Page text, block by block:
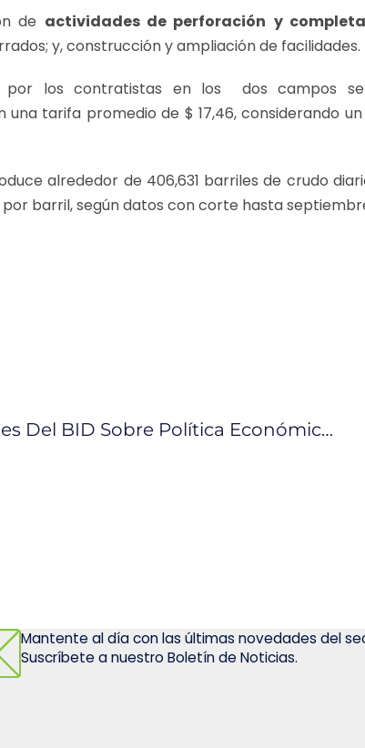
de actividades de perforación y
y, construcción y ampliación de facilidades.
por los contratistas en los dos campos
una tarifa promedio de $ 17,46, considerando
alrededor de 406,631 barriles de crudo
barril, según datos con corte hasta
7 Recomendaciones Del BID Sobre Política Económica Para Ecuador
Mantente al día con las últimas novedades del
Suscríbete a nuestro Boletín de Noticias.